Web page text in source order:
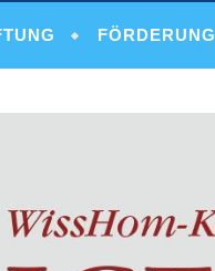
FÖRDERUNG